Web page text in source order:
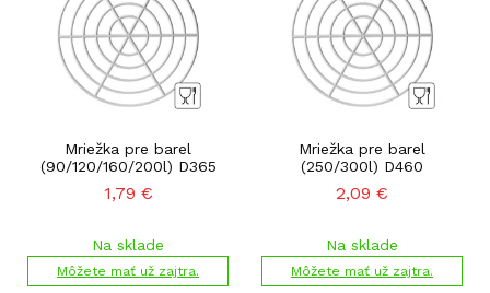
Mriežka pre barel
(90/120/160/200l) D365
1,79 €
Na sklade
Môžete mať už zajtra.
Mriežka pre barel
(250/300l) D460
2,09 €
Na sklade
Môžete mať už zajtra.